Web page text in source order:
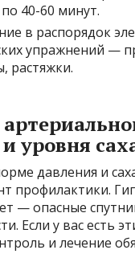
40-60 минут.
в распорядок
упражнений —
растяжки.
уровня
давления и
профилактики.
— опасные
Если у вас есть
и лечение